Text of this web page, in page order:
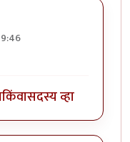
किंवासदस्य व्हा